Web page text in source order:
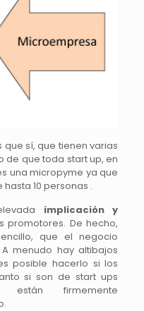
que sí, que tienen varias
de que toda start up, en
una micropyme ya que
10 personas .
implicación y
De hecho,
que el negocio
menudo hay altibajos
posible hacerlo si los
si son de start ups
firmemente